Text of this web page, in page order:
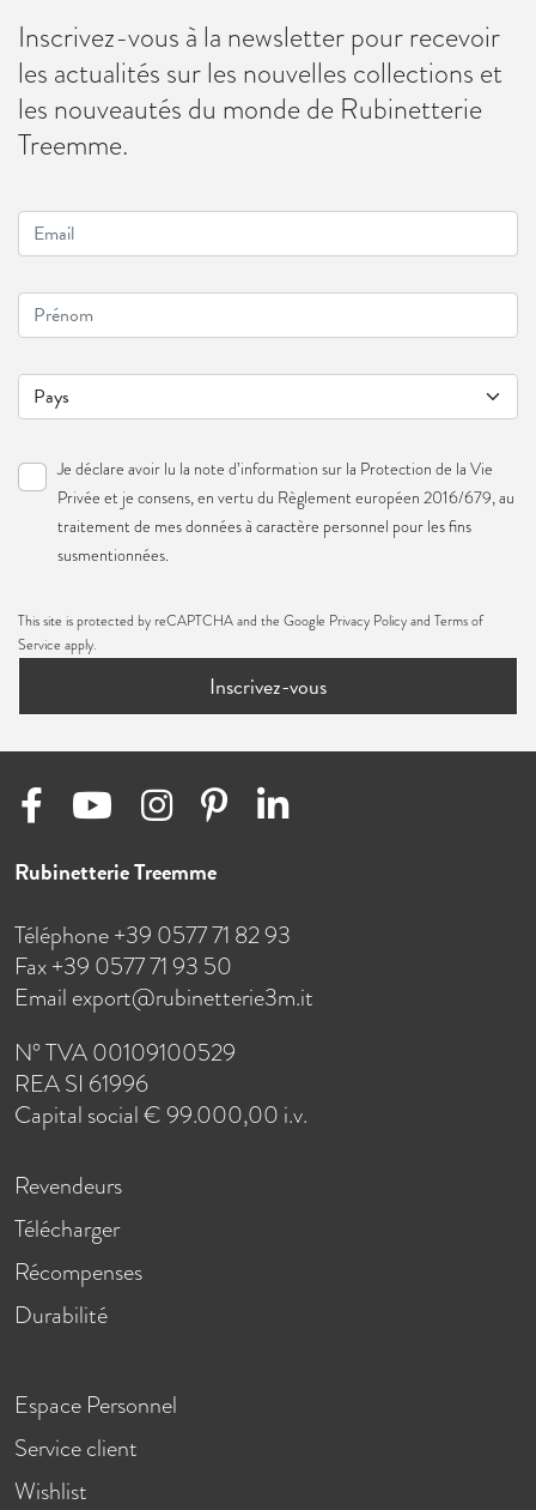
Inscrivez-vous à la newsletter pour recevoir
les actualités sur les nouvelles collections et
les nouveautés du monde de Rubinetterie
Treemme.
Je déclare avoir lu la note d’information sur la Protection de la Vie
Privée et je consens, en vertu du Règlement européen 2016/679, au
traitement de mes données à caractère personnel pour les fins
susmentionnées.
This site is protected by reCAPTCHA and the Google Privacy Policyand Terms of
Service apply.
Inscrivez-vous
Rubinetterie Treemme
Téléphone +39 0577 71 82 93
Fax +39 0577 71 93 50
Email export@rubinetterie3m.it
N° TVA 00109100529
REA SI 61996
Capital social € 99.000,00 i.v.
Revendeurs
Télécharger
Récompenses
Durabilité
Espace Personnel
Service client
Wishlist